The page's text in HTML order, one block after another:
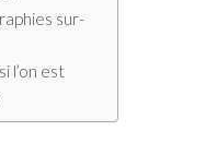
sur-
l’on est